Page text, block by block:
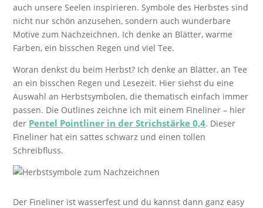
auch unsere Seelen inspirieren. Symbole des Herbstes sind
nicht nur schön anzusehen, sondern auch wunderbare
Motive zum Nachzeichnen. Ich denke an Blätter, warme
Farben, ein bisschen Regen und viel Tee.
Woran denkst du beim Herbst? Ich denke an Blätter, an Tee
an ein bisschen Regen und Lesezeit. Hier siehst du eine
Auswahl an Herbstsymbolen, die thematisch einfach immer
passen. Die Outlines zeichne ich mit einem Fineliner – hier
der Pentel Pointliner in der Strichstärke 0,4. Dieser
Fineliner hat ein sattes schwarz und einen tollen
Schreibfluss.
Der Fineliner ist wasserfest und du kannst dann ganz easy